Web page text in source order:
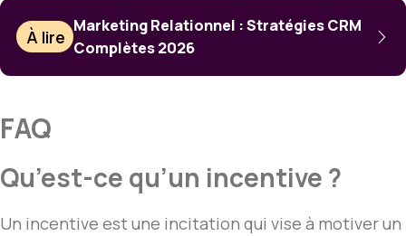
À lire
Marketing Relationnel : Stratégies CRM
Complètes 2026
FAQ
Qu’est-ce qu’un incentive ?
Un incentive est une incitation qui vise à motiver un